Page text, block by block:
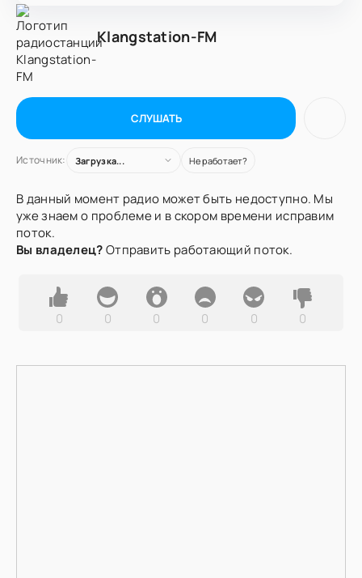
Klangstation-FM
СЛУШАТЬ
Источник: Загрузка... Не работает?
В данный момент радио может быть недоступно. Мы
уже знаем о проблеме и в скором времени исправим
поток.
Вы владелец?Отправить работающий поток.
0 0 0 0 0 0